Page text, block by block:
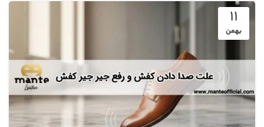
11
بهمن